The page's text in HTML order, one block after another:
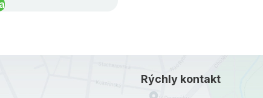
Rýchly kontakt